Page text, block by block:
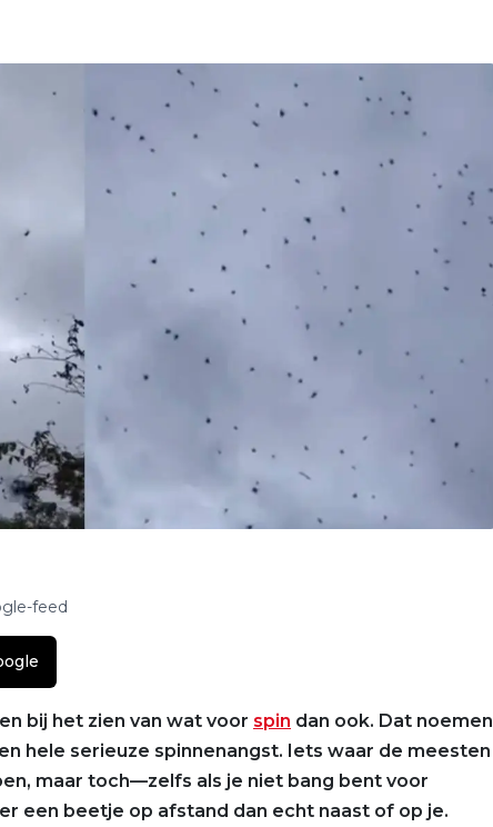
feed
bij het zien van wat voor spin dan ook. Dat noemen
hele serieuze spinnenangst. Iets waar de meesten
maar toch—zelfs als je niet bang bent voor
een beetje op afstand dan echt naast of op je.